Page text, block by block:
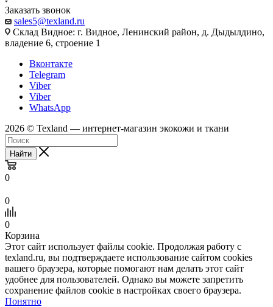
Заказать звонок
sales5@texland.ru
Склад Видное: г. Видное, Ленинский район, д. Дыдылдино,
владение 6, строение 1
Вконтакте
Telegram
Viber
Viber
WhatsApp
2026 © Texland — интернет-магазин экокожи и ткани
Найти
0
0
0
Корзина
Этот сайт использует файлы cookie. Продолжая работу с
texland.ru, вы подтверждаете использование сайтом cookies
вашего браузера, которые помогают нам делать этот сайт
удобнее для пользователей. Однако вы можете запретить
сохранение файлов cookie в настройках своего браузера.
Понятно